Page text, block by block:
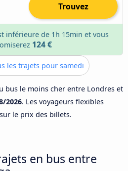
Trouvez
inférieure de 1h 15min et vous
124 €
les trajets pour samedi
bus le moins cher entre Londres et
2026. Les voyageurs flexibles
le prix des billets.
en bus entre